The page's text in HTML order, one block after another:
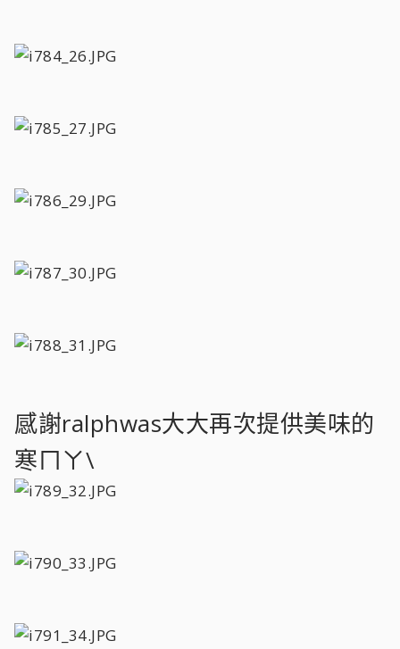
感謝ralphwas大大再次提供美味的
寒ㄇㄚ\